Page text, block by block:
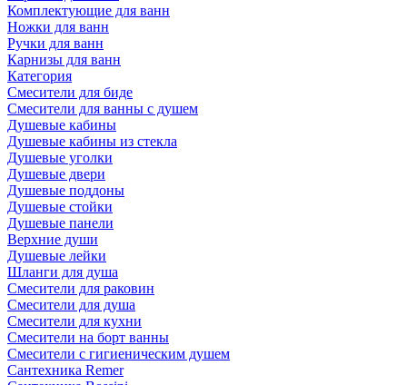
Комплектующие для ванн
Ножки для ванн
Ручки для ванн
Карнизы для ванн
Категория
Смесители для биде
Смесители для ванны с душем
Душевые кабины
Душевые кабины из стекла
Душевые уголки
Душевые двери
Душевые поддоны
Душевые стойки
Душевые панели
Верхние души
Душевые лейки
Шланги для душа
Смесители для раковин
Смесители для душа
Смесители для кухни
Смесители на борт ванны
Смесители с гигиеническим душем
Сантехника Remer